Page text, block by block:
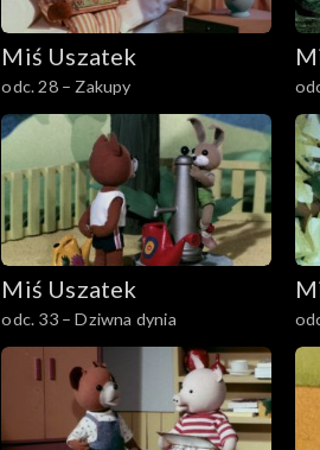
Miś Uszatek
odc. 28 – Zakupy
Miś Uszatek
odc. 33 – Dziwna dynia